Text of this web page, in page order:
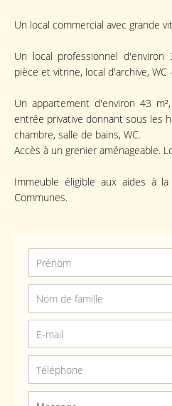
Un local commercial avec grande
Un local professionnel d'environ
pièce et vitrine, local d'archive,
Un appartement d'environ 43
entrée privative donnant sous les
chambre, salle de bains, WC.
Accès à un grenier aménageable.
Immeuble éligible aux aides à
Communes.